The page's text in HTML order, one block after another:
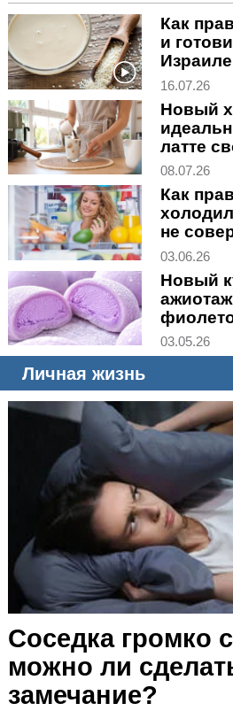
Как
и
Израиле
16.07.26
Новый
латте
08.07.26
Как
не
ошибок
03.06.26
Новый
03.05.26
Личная жизнь
Соседка громко
можно ли
замечание?